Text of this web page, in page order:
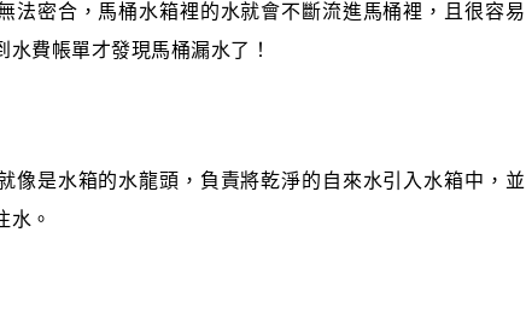
法密合，馬桶水箱裡的水就會不斷流進馬桶裡，且很容易
費帳單才發現馬桶漏水了！
像是水箱的水龍頭，負責將乾淨的自來水引入水箱中，並
水。